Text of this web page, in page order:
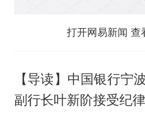
打开网易新闻 查
【导读】中国银行宁
副行长叶新阶接受纪